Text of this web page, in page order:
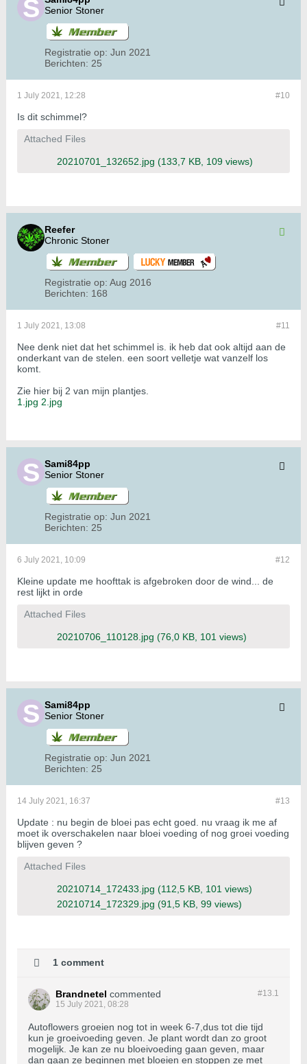
Senior Stoner
Registratie op: Jun 2021
Berichten: 25
#10
1 July 2021, 12:28
Is dit schimmel?
Attached Files
20210701_132652.jpg (133,7 KB, 109 views)
Reefer
Chronic Stoner
Registratie op: Aug 2016
Berichten: 168
#11
1 July 2021, 13:08
Nee denk niet dat het schimmel is. ik heb dat ook altijd aan de
onderkant van de stelen. een soort velletje wat vanzelf los
komt.
Zie hier bij 2 van mijn plantjes.
1.jpg 2.jpg
Sami84pp
Senior Stoner
Registratie op: Jun 2021
Berichten: 25
#12
6 July 2021, 10:09
Kleine update me hoofttak is afgebroken door de wind... de
rest lijkt in orde
Attached Files
20210706_110128.jpg (76,0 KB, 101 views)
Sami84pp
Senior Stoner
Registratie op: Jun 2021
Berichten: 25
#13
14 July 2021, 16:37
Update : nu begin de bloei pas echt goed. nu vraag ik me af
moet ik overschakelen naar bloei voeding of nog groei voeding
blijven geven ?
Attached Files
20210714_172433.jpg (112,5 KB, 101 views)
20210714_172329.jpg (91,5 KB, 99 views)
1 comment
#13.1
Brandnetel commented
15 July 2021, 08:28
Autoflowers groeien nog tot in week 6-7,dus tot die tijd
kun je groeivoeding geven. Je plant wordt dan zo groot
mogelijk. Je kan ze nu bloeivoeding gaan geven, maar
dan gaan ze beginnen met bloeien en stoppen ze met